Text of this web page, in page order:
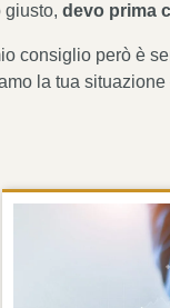
giusto,devo prima
consiglio però è
la tua